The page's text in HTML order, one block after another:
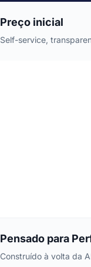
Preço inicial
Self-service,
Pensado para
Construído à volta da